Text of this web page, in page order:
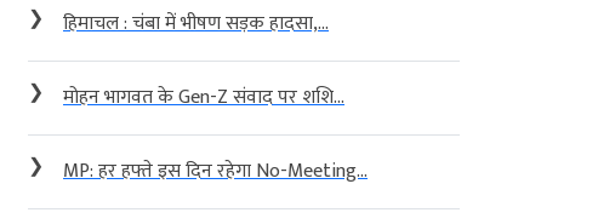
❯ हिमाचल : चंबा में भीषण सड़क हादसा,...
❯ मोहन भागवत के Gen-Z संवाद पर शशि...
❯ MP: हर हफ्ते इस दिन रहेगा No-Meeting...